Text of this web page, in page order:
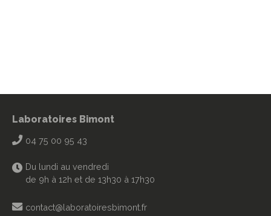
Laboratoires Bimont
04 75 00 95 43
Du lundi au vendredi
de 9h à 12h et de 13h30 à 17h30
contact@laboratoiresbimont.fr